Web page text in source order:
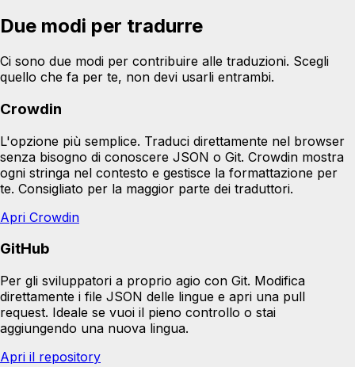
Due modi per tradurre
Ci sono due modi per contribuire alle traduzioni. Scegli
quello che fa per te, non devi usarli entrambi.
Crowdin
L'opzione più semplice. Traduci direttamente nel browser
senza bisogno di conoscere JSON o Git. Crowdin mostra
ogni stringa nel contesto e gestisce la formattazione per
te. Consigliato per la maggior parte dei traduttori.
Apri Crowdin
GitHub
Per gli sviluppatori a proprio agio con Git. Modifica
direttamente i file JSON delle lingue e apri una pull
request. Ideale se vuoi il pieno controllo o stai
aggiungendo una nuova lingua.
Apri il repository